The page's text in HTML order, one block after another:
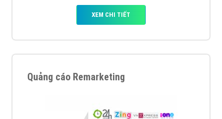
XEM CHI TIẾT
Quảng cáo Remarketing